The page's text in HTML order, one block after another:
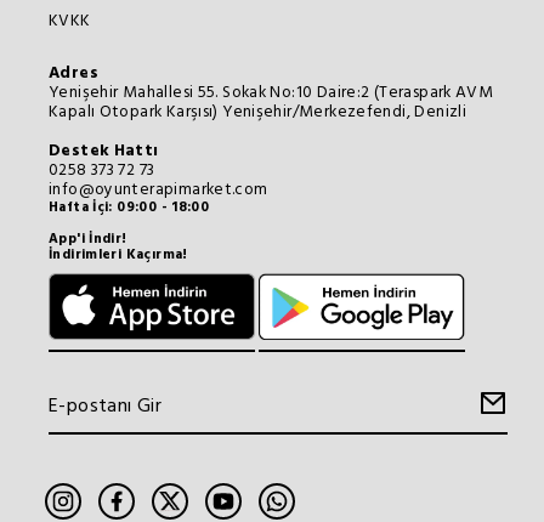
KVKK
Adres
Yenişehir Mahallesi 55. Sokak No:10 Daire:2 (Teraspark AVM
Kapalı Otopark Karşısı) Yenişehir/Merkezefendi, Denizli
Destek Hattı
0258 373 72 73
info@oyunterapimarket.com
Hafta İçi: 09:00 - 18:00
App'i İndir!
İndirimleri Kaçırma!